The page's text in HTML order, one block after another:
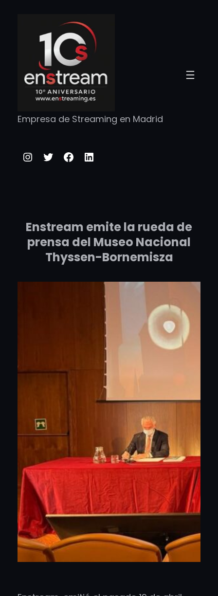
contenido
Empresa de Streaming en Madrid
Instagram
TwitterFacebook
LinkedIn
Enstream emite la rueda de
prensa del Museo Nacional
Thyssen-Bornemisza